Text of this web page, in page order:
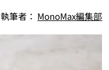
執筆者： MonoMax編集部